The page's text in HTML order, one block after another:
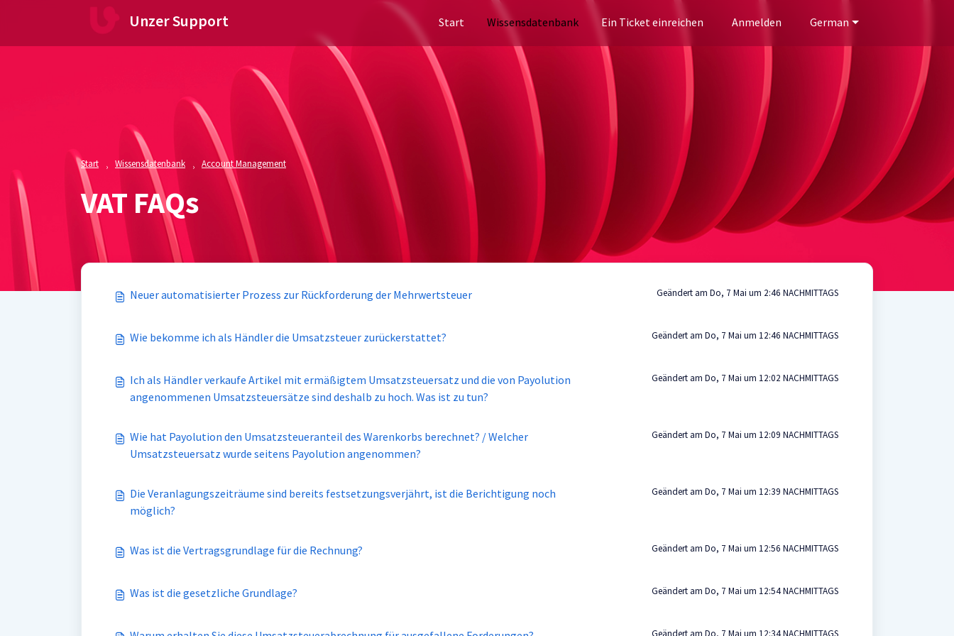
Zum hauptsächlichen Inhalt gehen
Unzer Support Start Wissensdatenbank Ein Ticket einreichen Anmelden German
Start Wissensdatenbank Account Management
VAT FAQs
Neuer automatisierter Prozess zur Rückforderung der Mehrwertsteuer Geändert am Do, 7 Mai um 2:46 NACHMITTAGS
Wie bekomme ich als Händler die Umsatzsteuer zurückerstattet? Geändert am Do, 7 Mai um 12:46 NACHMITTAGS
Ich als Händler verkaufe Artikel mit ermäßigtem Umsatzsteuersatz und die von Payolution
angenommenen Umsatzsteuersätze sind deshalb zu hoch. Was ist zu tun?​
Geändert am Do, 7 Mai um 12:02 NACHMITTAGS
Wie hat Payolution den Umsatzsteueranteil des Warenkorbs berechnet? / Welcher
Umsatzsteuersatz wurde seitens Payolution angenommen?
Geändert am Do, 7 Mai um 12:09 NACHMITTAGS
Die Veranlagungszeiträume sind bereits festsetzungsverjährt, ist die Berichtigung noch
möglich?
Geändert am Do, 7 Mai um 12:39 NACHMITTAGS
Was ist die Vertragsgrundlage für die Rechnung? Geändert am Do, 7 Mai um 12:56 NACHMITTAGS
Was ist die gesetzliche Grundlage? Geändert am Do, 7 Mai um 12:54 NACHMITTAGS
Geändert am Do, 7 Mai um 12:34 NACHMITTAGS